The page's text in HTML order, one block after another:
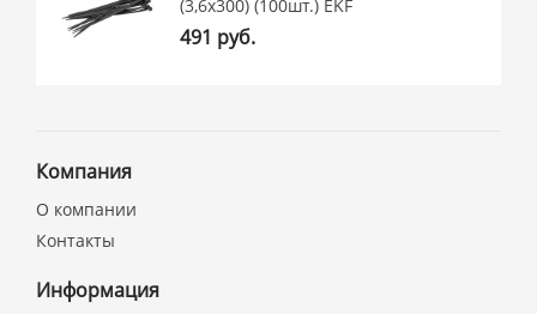
(3,6х300) (100шт.) EKF
491 руб.
Компания
О компании
Контакты
Информация